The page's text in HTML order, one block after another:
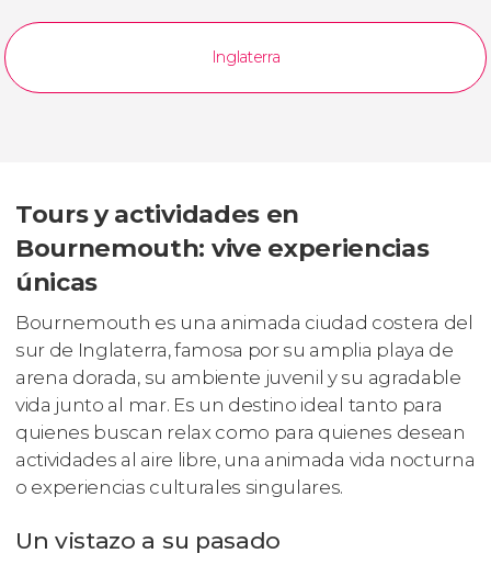
Inglaterra
Tours y actividades en
Bournemouth: vive experiencias
únicas
Bournemouth es una animada ciudad costera del
sur de Inglaterra, famosa por su amplia playa de
arena dorada, su ambiente juvenil y su agradable
vida junto al mar. Es un destino ideal tanto para
quienes buscan relax como para quienes desean
actividades al aire libre, una animada vida nocturna
o experiencias culturales singulares.
Un vistazo a su pasado